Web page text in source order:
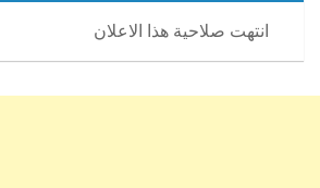
انتهت صلاحية هذا الاعلان